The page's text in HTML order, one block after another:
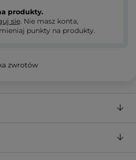
produkty.
się. Nie masz konta,
punkty na produkty.
zwrotów